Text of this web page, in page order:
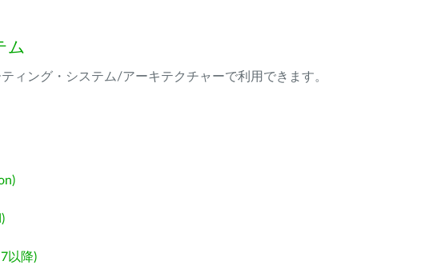
ム
ィング・システム/アーキテクチャーで利用できます。
以降)